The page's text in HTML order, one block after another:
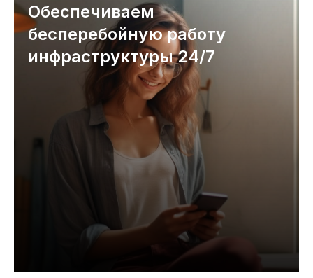
Обеспечиваем
бесперебойную работу
инфраструктуры 24/7